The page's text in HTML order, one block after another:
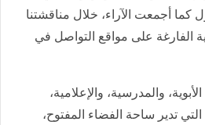
كما أجمعت الآراء، خلال مناقشتنا
الفارغة على مواقع التواصل في
والمدرسية، والإعلامية،
تدير ساحة الفضاء المفتوح،